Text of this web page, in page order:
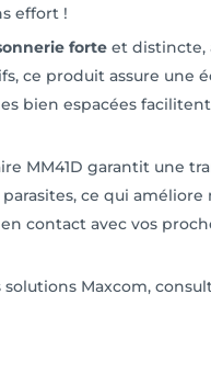
effort !
forte et distincte,
ce produit assure une
bien espacées facilitent
MM41D garantit une
ce qui
contact avec vos
Maxcom,